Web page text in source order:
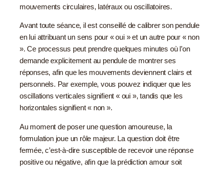
mouvements circulaires, latéraux ou oscillatoires.
Avant toute séance, il est conseillé de calibrer son pendule
en lui attribuant un sens pour « oui » et un autre pour « non
». Ce processus peut prendre quelques minutes où l’on
demande explicitement au pendule de montrer ses
réponses, afin que les mouvements deviennent clairs et
personnels. Par exemple, vous pouvez indiquer que les
oscillations verticales signifient « oui », tandis que les
horizontales signifient « non ».
Au moment de poser une question amoureuse, la
formulation joue un rôle majeur. La question doit être
fermée, c’est-à-dire susceptible de recevoir une réponse
positive ou négative, afin que la prédiction amour soit